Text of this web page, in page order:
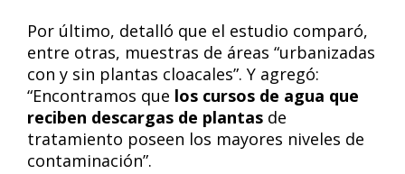
Por último, detalló que el estudio comparó,
entre otras, muestras de áreas “urbanizadas
con y sin plantas cloacales”. Y agregó:
“Encontramos que los cursos de agua que
reciben descargas de plantas de
tratamiento poseen los mayores niveles de
contaminación”.